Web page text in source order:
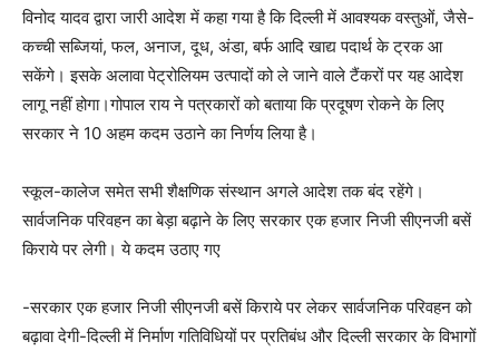
विनोद यादव द्वारा जारी आदेश में कहा गया है कि दिल्ली में आवश्यक वस्तुओं, जैसे-
कच्ची सब्जियां, फल, अनाज, दूध, अंडा, बर्फ आदि खाद्य पदार्थ के ट्रक आ
सकेंगे। इसके अलावा पेट्रोलियम उत्पादों को ले जाने वाले टैंकरों पर यह आदेश
लागू नहीं होगा।गोपाल राय ने पत्रकारों को बताया कि प्रदूषण रोकने के लिए
सरकार ने 10 अहम कदम उठाने का निर्णय लिया है।
स्कूल-कालेज समेत सभी शैक्षणिक संस्थान अगले आदेश तक बंद रहेंगे।
सार्वजनिक परिवहन का बेड़ा बढ़ाने के लिए सरकार एक हजार निजी सीएनजी बसें
किराये पर लेगी। ये कदम उठाए गए
-सरकार एक हजार निजी सीएनजी बसें किराये पर लेकर सार्वजनिक परिवहन को
बढ़ावा देगी-दिल्ली में निर्माण गतिविधियों पर प्रतिबंध और दिल्ली सरकार के विभागों